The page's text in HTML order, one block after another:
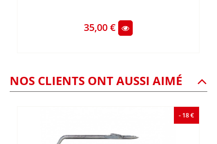
35,00 €
NOS CLIENTS ONT AUSSI AIMÉ
- 18 €